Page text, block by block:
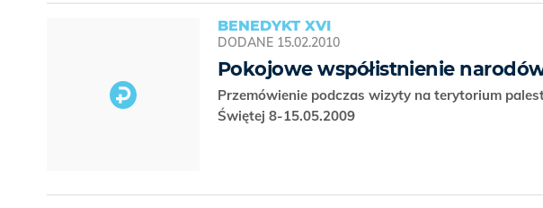
BENEDYKT XVI
DODANE 15.02.2010
Pokojowe współistnienie
Przemówienie podczas wizyty na terytorium
Świętej 8-15.05.2009